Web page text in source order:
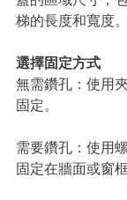
梯的長度和寬度。
選擇固定方式
無需鑽孔：使用
固定。
需要鑽孔：使用
固定在牆面或窗框